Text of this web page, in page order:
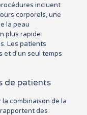
incluent
corporels, une
la peau
plus rapide
Les patients
d’un seul temps
de patients
combinaison de la
des